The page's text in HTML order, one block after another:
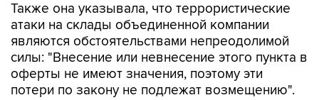
Также она указывала, что террористические
атаки на склады объединенной компании
являются обстоятельствами непреодолимой
силы: "Внесение или невнесение этого пункта в
оферты не имеют значения, поэтому эти
потери по закону не подлежат возмещению".